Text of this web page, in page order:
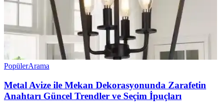
PopülerArama
Metal Avize ile Mekan Dekorasyonunda Zarafetin
Anahtarı Güncel Trendler ve Seçim İpuçları